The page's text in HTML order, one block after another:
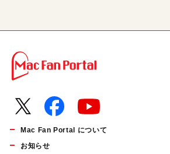
Mac Fan Portal について
お知らせ